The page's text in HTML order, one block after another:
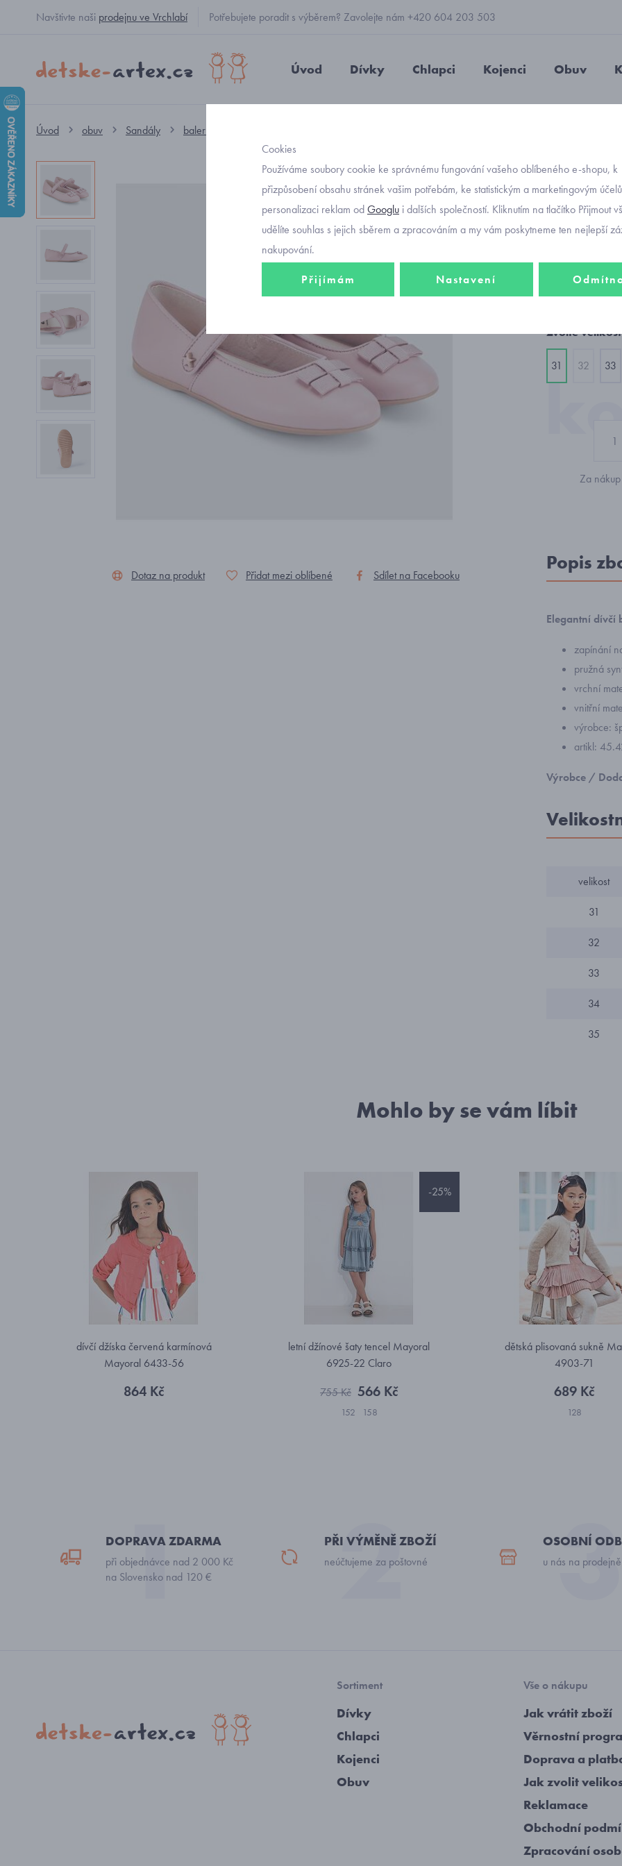
Navštivte naši prodejnu ve Vrchlabí Potřebujete poradit s výběrem? Zavolejte nám +420 604 203 503
Úvod Dívky Chlapci Kojenci Obuv
Úvod obuv Sandály baleríny
Dotaz na produkt Přidat mezi oblíbené Sdílet na Facebooku
Objednávací
747
Zvolte velikost
31 32 33
Za
Popis
Elegantní dívčí
zapínání
pružná
vrchní
vnitřní
výrobce:
artikl:
Výrobce /
velikost
31
32
33
34
35
Mohlo by se vám líbit
dívčí džíska červená karmínová
Mayoral 6433-56
864 Kč
-25%
letní džínové šaty tencel Mayoral
6925-22 Claro
755 Kč 566 Kč
152 158
dětská plisovaná sukně
4903-71
689 Kč
128
DOPRAVA ZDARMA
při objednávce nad 2 000 Kč
na Slovensko nad 120 €
PŘI VÝMĚNĚ ZBOŽÍ
neúčtujeme za poštovné
OSOBNÍ
u nás na
Sortiment
Dívky
Chlapci
Kojenci
Obuv
Vše o nákupu
Jak vrátit zboží
Věrnostní
Doprava a
Jak zvolit
Reklamace
Obchodní
Zpracování
Cookies
Používáme soubory cookie ke správnému fungování vašeho oblíbeného e-shopu, k
přizpůsobení obsahu stránek vašim potřebám, ke statistickým a marketingovým
personalizaci reklam odGooglu i dalších společností. Kliknutím na tlačítko Přijmout
udělíte souhlas s jejich sběrem a zpracováním a my vám poskytneme ten nejlepší
nakupování.
Přijímám Nastavení